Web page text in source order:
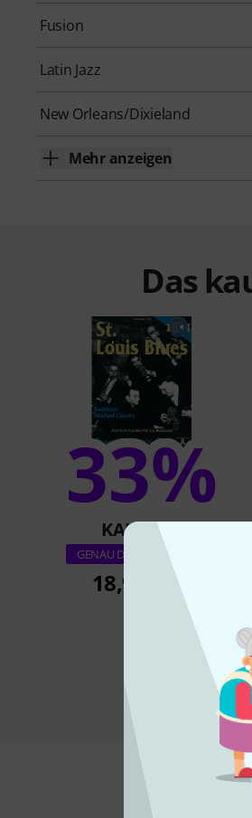
Fusion
Latin Jazz
New Orleans/Dixieland
Mehr anzeigen
Das
33%
KAUFTEN
GENAU DIESES PRODUKT
18,90 CHF